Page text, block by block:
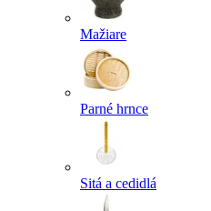
Mažiare
Parné hrnce
Sitá a cedidlá